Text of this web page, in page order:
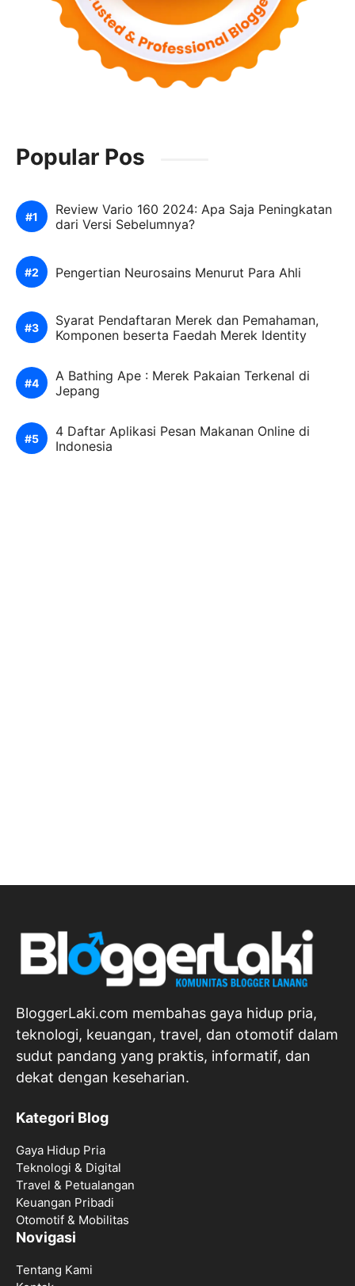
Popular Pos
Review Vario 160 2024: Apa Saja Peningkatan
dari Versi Sebelumnya?
Pengertian Neurosains Menurut Para Ahli
Syarat Pendaftaran Merek dan Pemahaman,
Komponen beserta Faedah Merek Identity
A Bathing Ape : Merek Pakaian Terkenal di
Jepang
4 Daftar Aplikasi Pesan Makanan Online di
Indonesia
BloggerLaki.com membahas gaya hidup pria,
teknologi, keuangan, travel, dan otomotif dalam
sudut pandang yang praktis, informatif, dan
dekat dengan keseharian.
Kategori Blog
Gaya Hidup Pria
Teknologi & Digital
Travel & Petualangan
Keuangan Pribadi
Otomotif & Mobilitas
Novigasi
Tentang Kami